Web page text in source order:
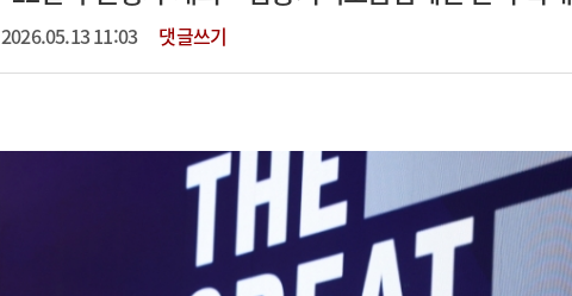
2026.05.13 11:03 댓글쓰기